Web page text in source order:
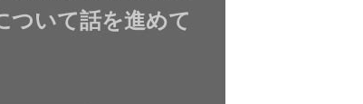
ついて話を進めて